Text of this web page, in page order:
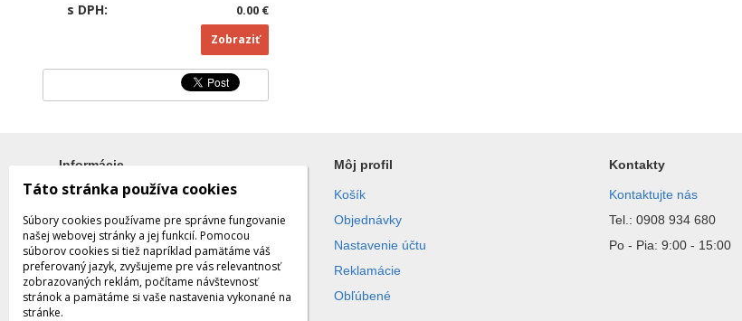
s DPH: 0.00 €
Zobraziť
Informácie
Všetko o nákupe
Obchodné podmienky
Ochrana súkromia
Môj profil
Košík
Objednávky
Nastavenie účtu
Reklamácie
Obľúbené
Kontakty
Kontaktujte nás
Tel.: 0908 934 680
Po - Pia: 9:00 - 15:00
Táto stránka používa cookies
Súbory cookies používame pre správne fungovanie
našej webovej stránky a jej funkcií. Pomocou
súborov cookies si tiež napríklad pamätáme váš
preferovaný jazyk, zvyšujeme pre vás relevantnosť
zobrazovaných reklám, počítame návštevnosť
stránok a pamätáme si vaše nastavenia vykonané na
stránke.